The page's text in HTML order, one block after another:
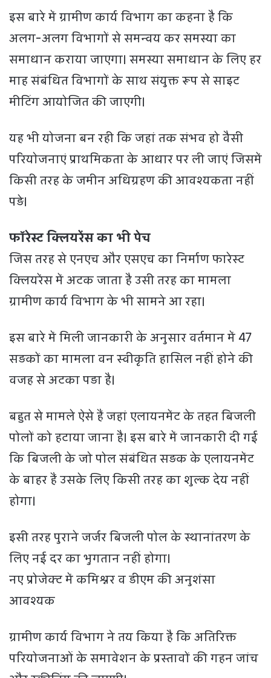
इस बारे में ग्रामीण कार्य विभाग का कहना है कि
अलग-अलग विभागों से समन्वय कर समस्या का
समाधान कराया जाएगा। समस्या समाधान के लिए हर
माह संबंधित विभागों के साथ संयुक्त रूप से साइट
मीटिंग आयोजित की जाएगी।
यह भी योजना बन रही कि जहां तक संभव हो वैसी
परियाेजनाएं प्राथमिकता के आधार पर ली जाएं जिसमें
किसी तरह के जमीन अधिग्रहण की आवश्यकता नहीं
पड़े।
फाॅरेस्ट क्लियरेंस का भी पेच
जिस तरह से एनएच और एसएच का निर्माण फारेस्ट
क्लियरेंस में अटक जाता है उसी तरह का मामला
ग्रामीण कार्य विभाग के भी सामने आ रहा।
इस बारे में मिली जानकारी के अनुसार वर्तमान में 47
सड़कों का मामला वन स्वीकृति हासिल नहीं होने की
वजह से अटका पड़ा है।
बहुत से मामले ऐसे हैं जहां एलायनमेंट के तहत बिजली
पोलों को हटाया जाना है। इस बारे में जानकारी दी गई
कि बिजली के जाे पोल संबंधित सड़क के एलायनमेंट
के बाहर हैं उसके लिए किसी तरह का शुल्क देय नहीं
होगा।
इसी तरह पुराने जर्जर बिजली पोल के स्थानांतरण के
लिए नई दर का भुगतान नहीं होगा।
नए प्रोजेक्ट में कमिश्नर व डीएम की अनुशंसा
आवश्यक
ग्रामीण कार्य विभाग ने तय किया है कि अतिरिक्त
परियोजनाओं के समावेशन के प्रस्तावों की गहन जांच